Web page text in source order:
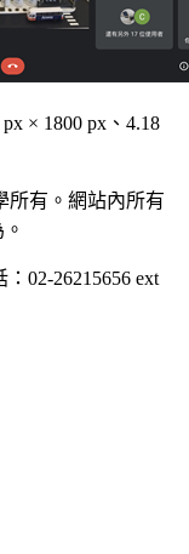
px × 1800 px、4.18
所有。網站內所有
02-26215656 ext